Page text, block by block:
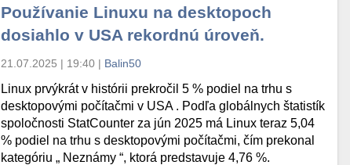
Používanie Linuxu na desktopoch
dosiahlo v USA rekordnú úroveň.
21.07.2025 | 19:40 | Balin50
Linux prvýkrát v histórii prekročil 5 % podiel na trhu s
desktopovými počítačmi v USA . Podľa globálnych štatistík
spoločnosti StatCounter za jún 2025 má Linux teraz 5,04
% podiel na trhu s desktopovými počítačmi, čím prekonal
kategóriu „ Neznámy “, ktorá predstavuje 4,76 %.